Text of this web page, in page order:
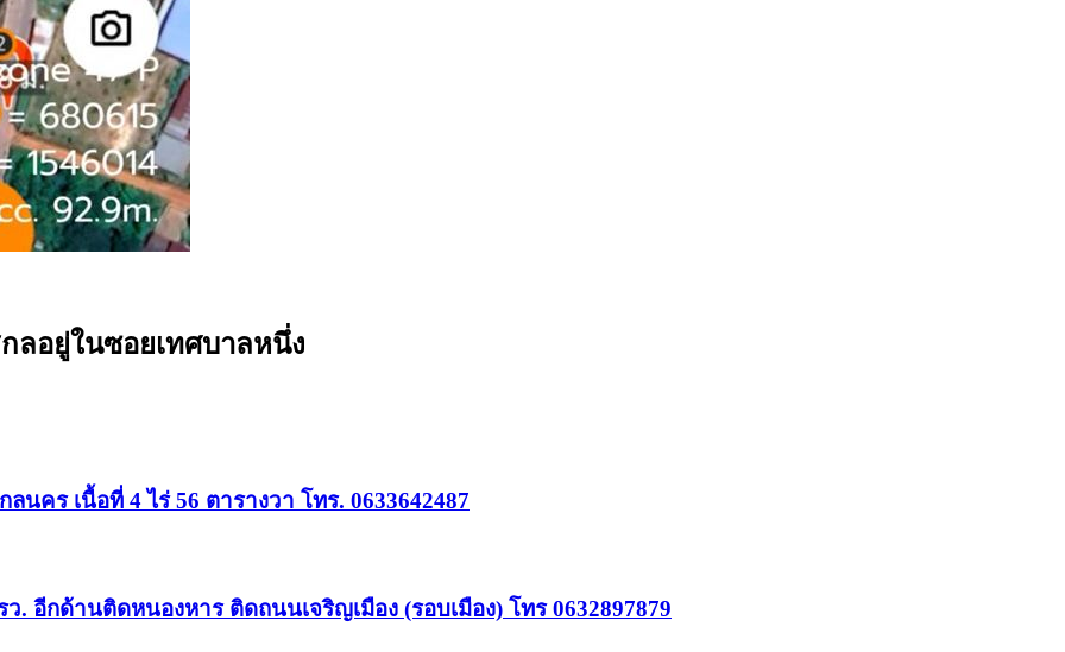
ลอยู่ในซอยเทศบาลหนึ่ง
คร เนื้อที่ 4 ไร่ 56 ตารางวา โทร. 0633642487
อีกด้านติดหนองหาร ติดถนนเจริญเมือง (รอบเมือง) โทร 0632897879